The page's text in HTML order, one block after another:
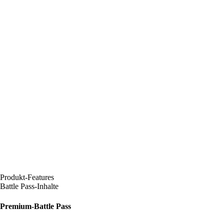
Produkt-Features
Battle Pass-Inhalte
Premium-Battle Pass